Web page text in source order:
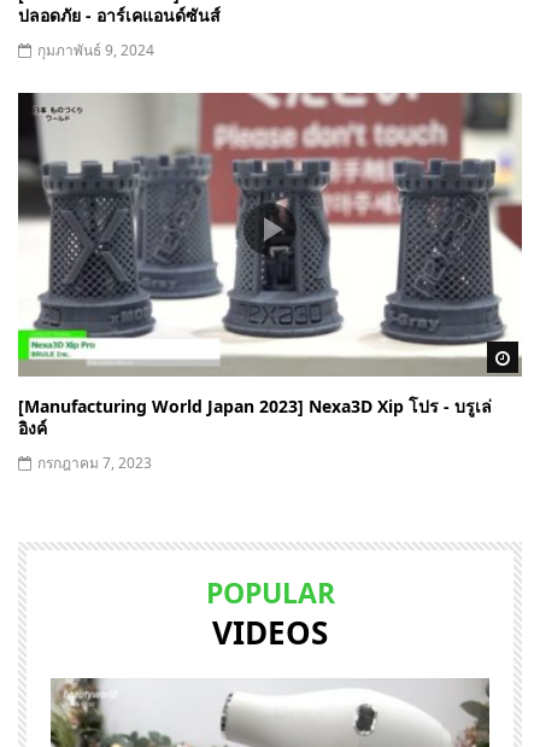
ปลอดภัย - อาร์เคแอนด์ซันส์
กุมภาพันธ์ 9, 2024
[Manufacturing World Japan 2023] Nexa3D Xip โปร - บรูเล่
อิงค์
กรกฎาคม 7, 2023
POPULAR
VIDEOS